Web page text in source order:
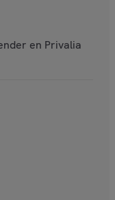
en Privalia